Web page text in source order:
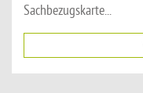
Sachbezugskarte...